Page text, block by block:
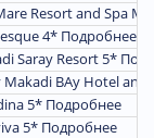
Resort and Spa
4* Подробнее
Saray Resort 5*
BAy Hotel and
5* Подробнее
5* Подробнее